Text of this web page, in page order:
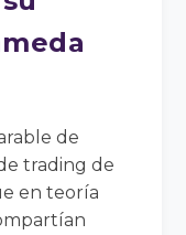
de
trading de
en teoría